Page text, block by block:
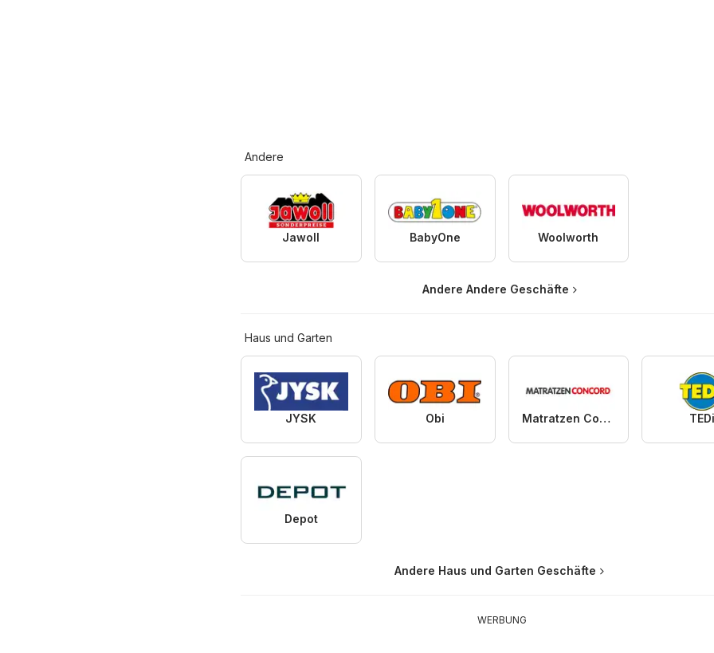
Andere
Jawoll BabyOne Woolworth
Andere Andere Geschäfte
Haus und Garten
JYSK Obi Matratzen Concord
Depot
Andere Haus und Garten Geschäfte
WERBUNG